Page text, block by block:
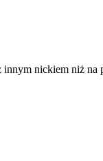
innym nickiem niż na